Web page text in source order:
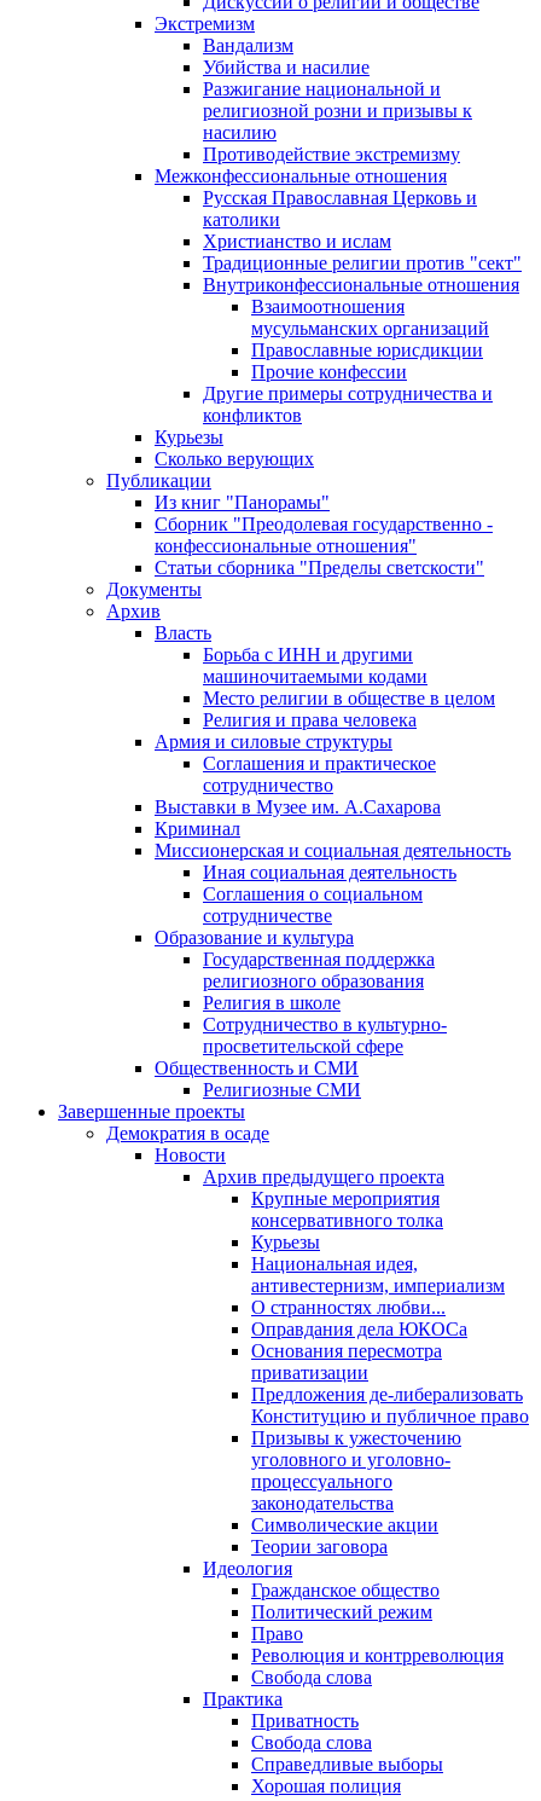
Экстремизм
Вандализм
Убийства и насилие
Разжигание национальной и
религиозной розни и призывы к
насилию
Противодействие экстремизму
Межконфессиональные отношения
Русская Православная Церковь и
католики
Христианство и ислам
Традиционные религии против "сект"
Внутриконфессиональные отношения
Взаимоотношения
мусульманских организаций
Православные юрисдикции
Прочие конфессии
Другие примеры сотрудничества и
конфликтов
Курьезы
Сколько верующих
Публикации
Из книг "Панорамы"
Сборник "Преодолевая государственно -
конфессиональные отношения"
Статьи сборника "Пределы светскости"
Документы
Архив
Власть
Борьба с ИНН и другими
машиночитаемыми кодами
Место религии в обществе в целом
Религия и права человека
Армия и силовые структуры
Соглашения и практическое
сотрудничество
Выставки в Музее им. А.Сахарова
Криминал
Миссионерская и социальная деятельность
Иная социальная деятельность
Соглашения о социальном
сотрудничестве
Образование и культура
Государственная поддержка
религиозного образования
Религия в школе
Сотрудничество в культурно-
просветительской сфере
Общественность и СМИ
Религиозные СМИ
Завершенные проекты
Демократия в осаде
Новости
Архив предыдущего проекта
Крупные мероприятия
консервативного толка
Курьезы
Национальная идея,
антивестернизм, империализм
О странностях любви...
Оправдания дела ЮКОСа
Основания пересмотра
приватизации
Предложения де-либерализовать
Конституцию и публичное право
Призывы к ужесточению
уголовного и уголовно-
процессуального
законодательства
Символические акции
Теории заговора
Идеология
Гражданское общество
Политический режим
Право
Революция и контрреволюция
Свобода слова
Практика
Приватность
Свобода слова
Справедливые выборы
Хорошая полиция